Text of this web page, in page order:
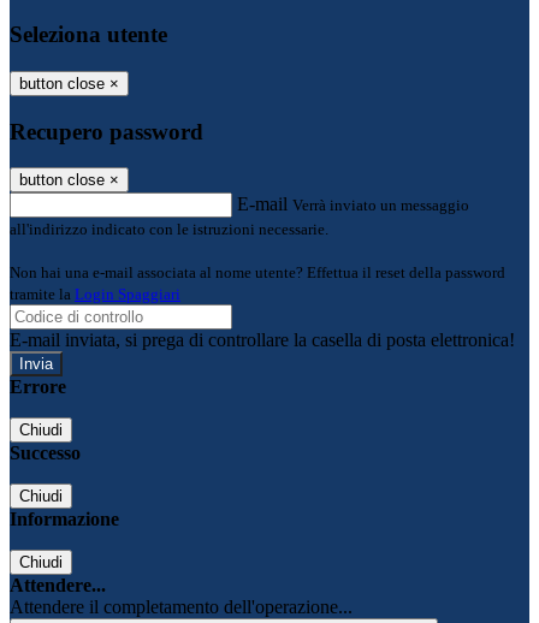
Seleziona utente
button close ×
Recupero password
button close ×
E-mail Verrà inviato un messaggio
all'indirizzo indicato con le istruzioni necessarie.
Non hai una e-mail associata al nome utente? Effettua il reset della password
tramite la Login Spaggiari
E-mail inviata, si prega di controllare la casella di posta elettronica!
Errore
Chiudi
Successo
Chiudi
Informazione
Chiudi
Attendere...
Attendere il completamento dell'operazione...